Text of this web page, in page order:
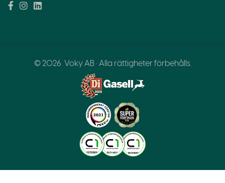
© 2026 Voky AB · Alla rättigheter förbehålls.